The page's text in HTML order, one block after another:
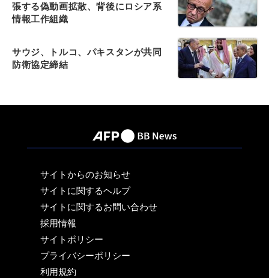
張する偽動画拡散、背後にロシア系
情報工作組織
サウジ、トルコ、パキスタンが共同
防衛協定締結
サイトからのお知らせ
サイトに関するヘルプ
サイトに関するお問い合わせ
採用情報
サイトポリシー
プライバシーポリシー
利用規約